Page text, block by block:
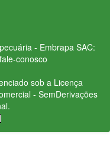
- Embrapa SAC:
conosco
sob a Licença
- SemDerivações